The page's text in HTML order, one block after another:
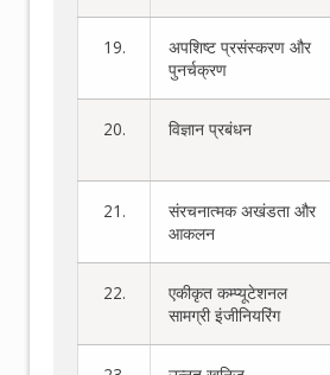
19.
अपशिष्ट प्रसंस्करण और
पुनर्चक्रण
20. विज्ञान प्रबंधन
21.
संरचनात्मक अखंडता और
आकलन
22.
एकीकृत कम्प्यूटेशनल
सामग्री इंजीनियरिंग